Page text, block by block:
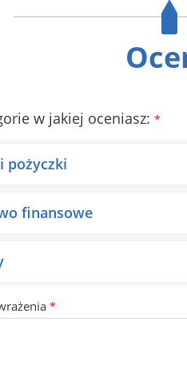
w jakiej oceniasz: *
pożyczki
finansowe
*